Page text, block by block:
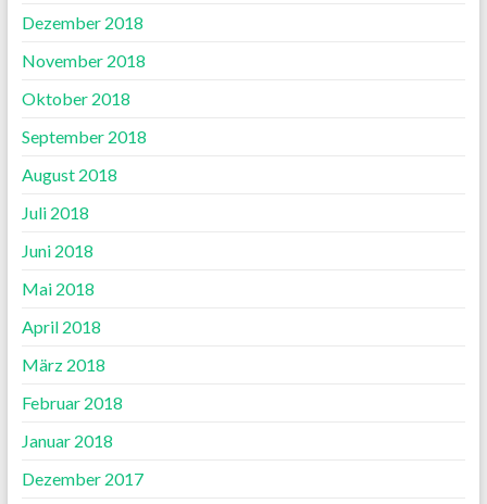
Dezember 2018
November 2018
Oktober 2018
September 2018
August 2018
Juli 2018
Juni 2018
Mai 2018
April 2018
März 2018
Februar 2018
Januar 2018
Dezember 2017